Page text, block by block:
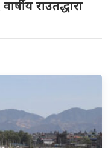
राउतद्धारा